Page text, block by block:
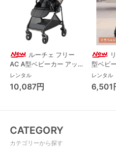
ルーチェ フリー
AC A型ベビーカー アッ
プリカ(Aprica) A型ベビ
ーカー アップリカ
(Aprica)
レンタル
10,087円
型ベビ
ス
レンタル
6,501
CATEGORY
カテゴリーから探す